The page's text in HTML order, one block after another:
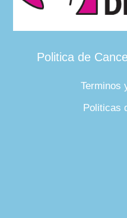
Politica de
Terminos
Politicas